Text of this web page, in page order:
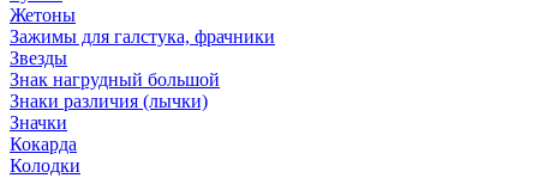
Жетоны
Зажимы для галстука, фрачники
Звезды
Знак нагрудный большой
Знаки различия (лычки)
Значки
Кокарда
Колодки